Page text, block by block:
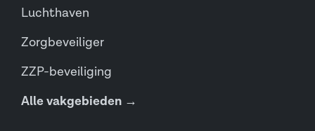
Luchthaven
Zorgbeveiliger
ZZP-beveiliging
Alle vakgebieden →